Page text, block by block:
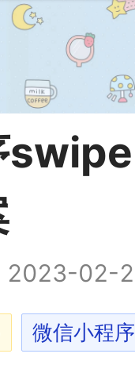
2023-02-
微信小程序